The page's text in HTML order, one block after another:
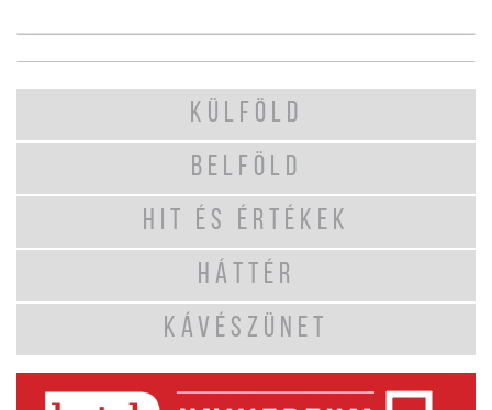
KÜLFÖLD
BELFÖLD
HIT ÉS ÉRTÉKEK
HÁTTÉR
KÁVÉSZÜNET